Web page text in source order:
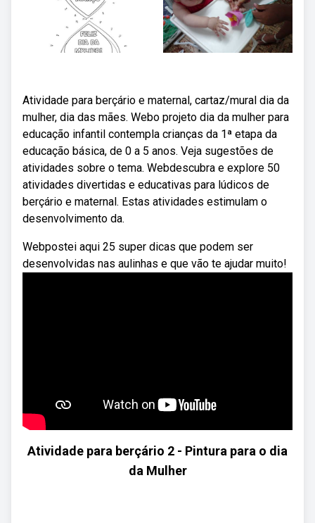
Atividade para berçário e maternal, cartaz/mural dia da
mulher, dia das mães. Webo projeto dia da mulher para
educação infantil contempla crianças da 1ª etapa da
educação básica, de 0 a 5 anos. Veja sugestões de
atividades sobre o tema. Webdescubra e explore 50
atividades divertidas e educativas para lúdicos de
berçário e maternal. Estas atividades estimulam o
desenvolvimento da.
Webpostei aqui 25 super dicas que podem ser
desenvolvidas nas aulinhas e que vão te ajudar muito!
Atividade para berçário 2 - Pintura para o dia
da Mulher